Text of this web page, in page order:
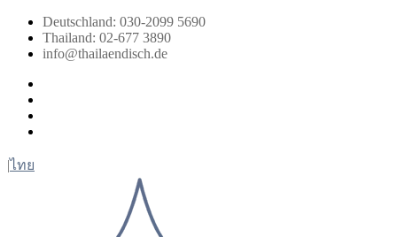
Zum
Inhalt
springen
Deutschland: 030-2099 5690
Thailand: 02-677 3890
info@thailaendisch.de
|ไทย